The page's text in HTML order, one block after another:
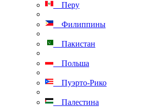
Перу
Филиппины
Пакистан
Польша
Пуэрто-Рико
Палестина